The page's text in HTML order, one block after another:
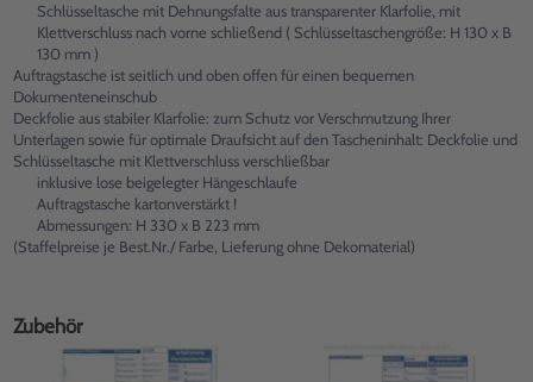
Schlüsseltasche mit Dehnungsfalte aus transparenter Klarfolie, mit
Klettverschluss nach vorne schließend ( Schlüsseltaschengröße: H 130 x B
130 mm )
Auftragstasche ist seitlich und oben offen für einen bequemen
Dokumenteneinschub
Deckfolie aus stabiler Klarfolie: zum Schutz vor Verschmutzung Ihrer
Unterlagen sowie für optimale Draufsicht auf den Tascheninhalt: Deckfolie und
Schlüsseltasche mit Klettverschluss verschließbar
inklusive lose beigelegter Hängeschlaufe
Auftragstasche kartonverstärkt !
Abmessungen: H 330 x B 223 mm
(Staffelpreise je Best.Nr./ Farbe, Lieferung ohne Dekomaterial)
Zubehör